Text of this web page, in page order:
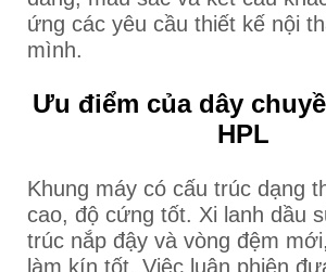
ứng các yêu cầu thiết kế nội
mình.
Ưu điểm của dây
HPL
Khung máy có cấu trúc dạng
cao, độ cứng tốt. Xi lanh dầu
trúc nắp đậy và vòng đệm
làm kín tốt. Việc luân phiên